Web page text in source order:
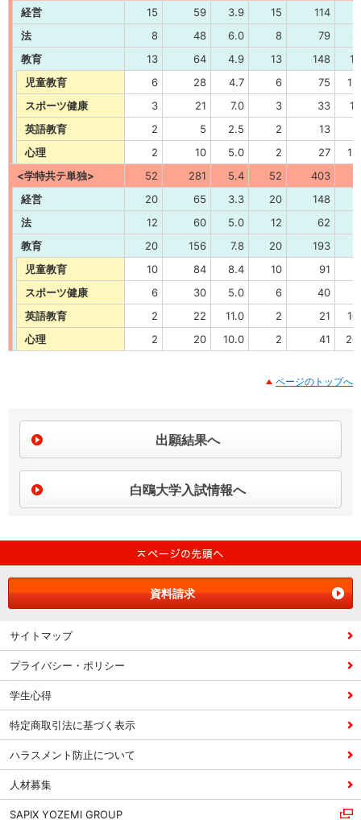
経営
15 59 3.9 15 114
法
8 48 6.0 8 79
教育
13 64 4.9 13 148
児童教育
6 28 4.7 6 75
スポーツ健康
3 21 7.0 3 33
英語教育
2 5 2.5 2 13
心理
2 10 5.0 2 27
<学特共テ単独>
52 281 5.4 52 403
経営
20 65 3.3 20 148
法
12 60 5.0 12 62
教育
20 156 7.8 20 193
児童教育
10 84 8.4 10 91
スポーツ健康
6 30 5.0 6 40
英語教育
2 22 11.0 2 21
心理
2 20 10.0 2 41
ページのトップへ
出願結果へ
白鴎大学入試情報へ
資料請求
サイトマップ
プライバシー・ポリシー
学生心得
特定商取引法に基づく表示
ハラスメント防止について
人材募集
SAPIX YOZEMI GROUP